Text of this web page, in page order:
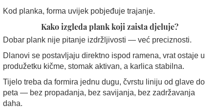
Kod planka, forma uvijek pobjeđuje trajanje.
Kako izgleda plank koji zaista djeluje?
Dobar plank nije pitanje izdržljivosti — već preciznosti.
Dlanovi se postavljaju direktno ispod ramena, vrat ostaje u
produžetku kičme, stomak aktivan, a karlica stabilna.
Tijelo treba da formira jednu dugu, čvrstu liniju od glave do
peta — bez propadanja, bez savijanja, bez zadržavanja
daha.